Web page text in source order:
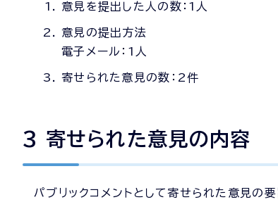
意見を提出した人の数：1人
意見の提出方法
電子メール：1人
寄せられた意見の数：2件
3 寄せられた意見の内容
パブリックコメントとして寄せられた意見